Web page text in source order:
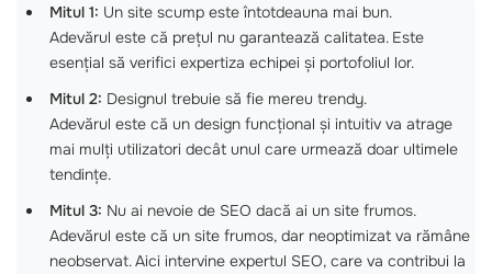
Mitul 1: Un site scump este întotdeauna mai bun.
Adevărul este că prețul nu garantează calitatea. Este
esențial să verifici expertiza echipei și portofoliul lor.
Mitul 2: Designul trebuie să fie mereu trendy.
Adevărul este că un design funcțional și intuitiv va atrage
mai mulți utilizatori decât unul care urmează doar ultimele
tendințe.
Mitul 3: Nu ai nevoie de SEO dacă ai un site frumos.
Adevărul este că un site frumos, dar neoptimizat va rămâne
neobservat. Aici intervine expertul SEO, care va contribui la